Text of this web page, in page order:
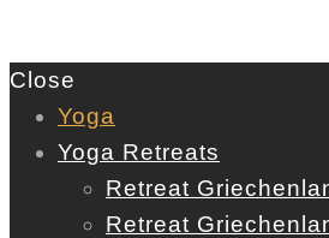
Close
Yoga
Yoga Retreats
Retreat
Retreat